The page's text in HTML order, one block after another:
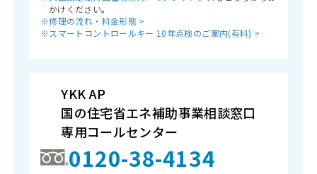
かけください。
※修理の流れ・料金形態 >
※スマートコントロールキー 10年点検のご案内(有料) >
YKK AP
国の住宅省エネ補助事業相談窓口
専用コールセンター
0120-38-4134